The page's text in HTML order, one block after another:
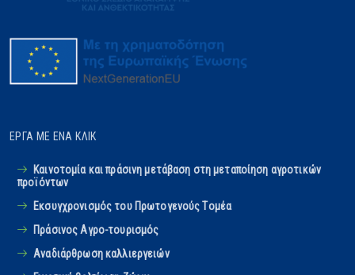
ΈΡΓΑ ΜΕ ΈΝΑ ΚΛΙΚ
Καινοτομία και πράσινη μετάβαση στη μεταποίηση αγροτικών
προϊόντων
Εκσυγχρονισμός του Πρωτογενούς Tομέα
Πράσινος Αγρο-τουρισμός
Αναδιάρθρωση καλλιεργειών